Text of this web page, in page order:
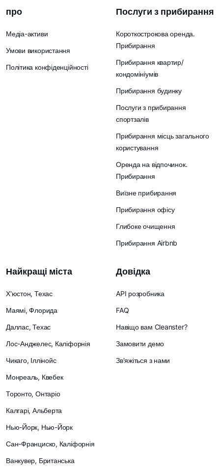
про
Медіа-активи
Умови використання
Політика конфіденційності
Послуги з прибирання
Короткострокова оренда.
Прибирання
Прибирання квартир/
кондомініумів
Прибирання будинку
Послуги з прибирання
спортзалів
Прибирання місць загального
користування
Оренда на відпочинок.
Прибирання
Виїзне прибирання
Прибирання офісу
Глибоке очищення
Прибирання Airbnb
Найкращі міста
Х'юстон, Техас
Маямі, Флорида
Даллас, Техас
Лос-Анджелес, Каліфорнія
Чикаго, Іллінойс
Монреаль, Квебек
Торонто, Онтаріо
Калгарі, Альберта
Нью-Йорк, Нью-Йорк
Сан-Франциско, Каліфорнія
Ванкувер, Британська
Довідка
API розробника
FAQ
Навіщо вам Cleanster?
Замовити демо
Зв'яжіться з нами